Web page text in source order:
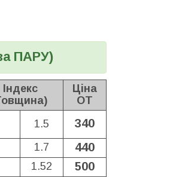
ПАРУ)
Індекс
Ціна
ОТ
1.5 340
1.7 440
1.52 500